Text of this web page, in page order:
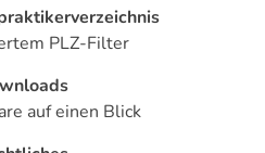
PLZ-Filter
auf einen Blick